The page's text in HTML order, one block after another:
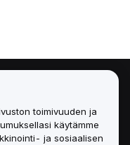
toimivuuden ja
käytämme
ja sosiaalisen